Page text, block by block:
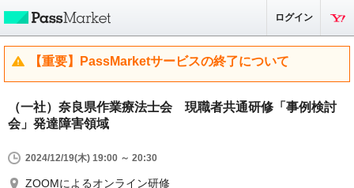
ログイン
【重要】PassMarketサービスの終了について
（一社）奈良県作業療法士会 現職者共通研修「事例検討
会」発達障害領域
2024/12/19(木) 19:00 ～ 20:30
ZOOMによるオンライン研修